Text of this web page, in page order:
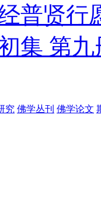
普贤行
集 第九
究 佛学丛刊 佛学论文